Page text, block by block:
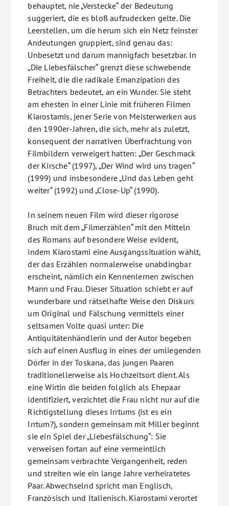
behauptet, nie „Verstecke“ der Bedeutung
suggeriert, die es bloß aufzudecken gelte. Die
Leerstellen, um die herum sich ein Netz feinster
Andeutungen gruppiert, sind genau das:
Unbesetzt und darum mannigfach besetzbar. In
„Die Liebesfälscher“ grenzt diese schwebende
Freiheit, die die radikale Emanzipation des
Betrachters bedeutet, an ein Wunder. Sie steht
am ehesten in einer Linie mit früheren Filmen
Kiarostamis, jener Serie von Meisterwerken aus
den 1990er-Jahren, die sich, mehr als zuletzt,
konsequent der narrativen Überfrachtung von
Filmbildern verweigert hatten: „Der Geschmack
der Kirsche“ (1997), „Der Wind wird uns tragen“
(1999) und insbesondere „Und das Leben geht
weiter“ (1992) und „Close-Up“ (1990).
In seinem neuen Film wird dieser rigorose
Bruch mit dem „Filmerzählen“ mit den Mitteln
des Romans auf besondere Weise evident,
indem Kiarostami eine Ausgangssituation wählt,
der das Erzählen normalerweise unabdingbar
erscheint, nämlich ein Kennenlernen zwischen
Mann und Frau. Dieser Situation schiebt er auf
wunderbare und rätselhafte Weise den Diskurs
um Original und Fälschung vermittels einer
seltsamen Volte quasi unter: Die
Antiquitätenhändlerin und der Autor begeben
sich auf einen Ausflug in eines der umliegenden
Dörfer in der Toskana, das jungen Paaren
traditionellerweise als Hochzeitsort dient. Als
eine Wirtin die beiden folglich als Ehepaar
identifiziert, verzichtet die Frau nicht nur auf die
Richtigstellung dieses Irrtums (ist es ein
Irrtum?), sondern gemeinsam mit Miller beginnt
sie ein Spiel der „Liebesfälschung“: Sie
verweisen fortan auf eine vermeintlich
gemeinsam verbrachte Vergangenheit, reden
und streiten wie ein lange Jahre verheiratetes
Paar. Abwechselnd spricht man Englisch,
Französisch und Italienisch. Kiarostami verortet